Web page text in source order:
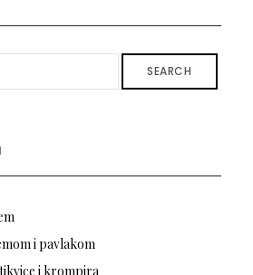
SEARCH
i pavlakom
i krompira